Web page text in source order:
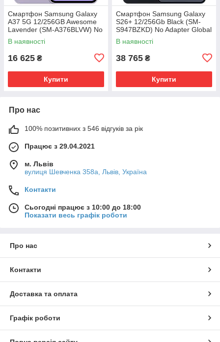
Смартфон Samsung Galaxy
A37 5G 12/256GB Awesome
Lavender (SM-A376BLVW) No
Adapter MY
В наявності
16 625 ₴
Купити
Смартфон Samsung Galaxy
S26+ 12/256Gb Black (SM-
S947BZKD) No Adapter Global
version
В наявності
38 765 ₴
Купити
Про нас
100% позитивних з 546 відгуків за рік
Працює з 29.04.2021
м. Львів
вулиця Шевченка 358а, Львів, Україна
Контакти
Сьогодні працює з 10:00 до 18:00
Показати весь графік роботи
Про нас
Контакти
Доставка та оплата
Графік роботи